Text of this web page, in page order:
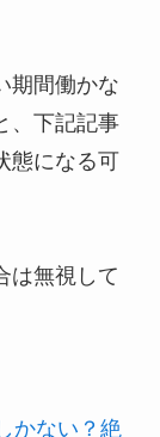
期間働かな
、下記記事
態になる可
は無視して
かない？絶